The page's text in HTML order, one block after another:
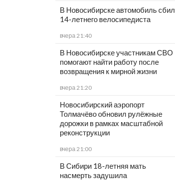
В Новосибирске автомобиль сбил
14-летнего велосипедиста
вчера 21:40
В Новосибирске участникам СВО
помогают найти работу после
возвращения к мирной жизни
вчера 21:20
Новосибирский аэропорт
Толмачёво обновил рулёжные
дорожки в рамках масштабной
реконструкции
вчера 21:00
В Сибири 18-летняя мать
насмерть задушила